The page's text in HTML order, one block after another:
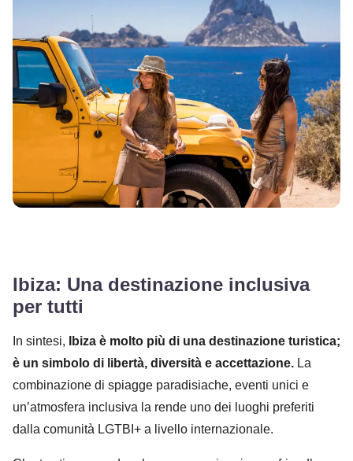
Ibiza: Una destinazione inclusiva
per tutti
In sintesi,
Ibiza è molto più di una destinazione turistica;
è un simbolo di libertà, diversità e accettazione. La
combinazione di spiagge paradisiache, eventi unici e
un’atmosfera inclusiva la rende uno dei luoghi preferiti
dalla comunità LGTBI+ a livello internazionale.